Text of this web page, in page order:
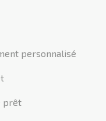
personnalisé
prêt